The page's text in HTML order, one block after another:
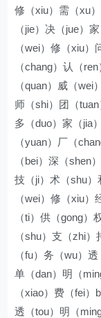
修（xiu）需（xu
（jie）决（jue）
（wei）修（xiu
（chang）认（
（quan）威（wei
师（shi）团（
多（duo）家（jia
（yuan）厂（
（bei）深（shen
技（ji）术（shu）
（wei）修（xiu
（ti）供（gong
（shu）支（zhi
（fu）务（wu）
单（dan）明（
（xiao）费（fei
透（tou）明（